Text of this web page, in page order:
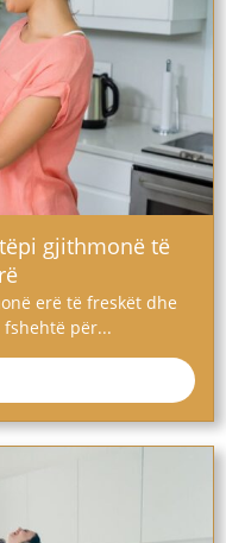
gjithmonë të
erë të freskët dhe
për...